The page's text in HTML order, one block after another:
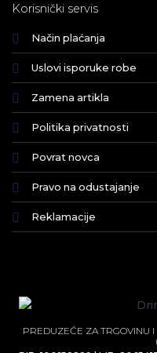
Korisnički servis
Način plaćanja
Uslovi isporuke robe
Zamena artikla
Politika privatnosti
Povrat novca
Pravo na odustajanje
Reklamacije
PREDUZEĆE ZA TRGOVINU